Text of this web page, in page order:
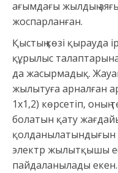
ағымдағы жылдың
жоспарланған.
Қыстың көзі қырауда
құрылыс
да жасырмадық.
жылытуға арналған
1х1,2) көрсетіп,
болатын қату
қолданылатындығын
электр жылытқышы
пайдаланылады